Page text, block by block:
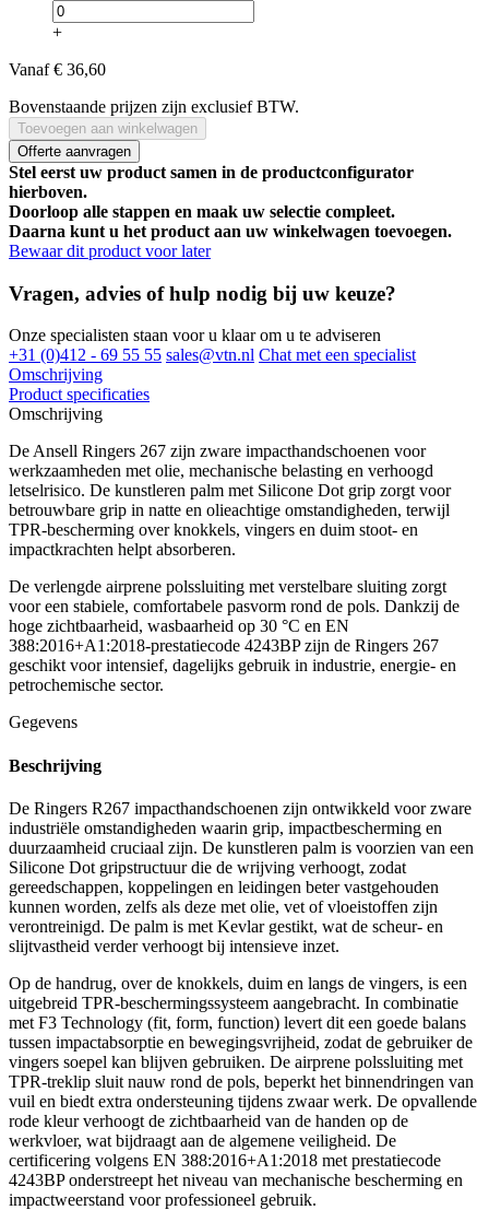
+
Vanaf € 36,60
Bovenstaande prijzen zijn exclusief BTW.
Toevoegen aan winkelwagen
Offerte aanvragen
Stel eerst uw product samen in de productconfigurator
hierboven.
Doorloop alle stappen en maak uw selectie compleet.
Daarna kunt u het product aan uw winkelwagen toevoegen.
Bewaar dit product voor later
Vragen, advies of hulp nodig bij uw keuze?
Onze specialisten staan voor u klaar om u te adviseren
+31 (0)412 - 69 55 55 sales@vtn.nl Chat met een specialist
Omschrijving
Product specificaties
Omschrijving
De Ansell Ringers 267 zijn zware impacthandschoenen voor
werkzaamheden met olie, mechanische belasting en verhoogd
letselrisico. De kunstleren palm met Silicone Dot grip zorgt voor
betrouwbare grip in natte en olieachtige omstandigheden, terwijl
TPR-bescherming over knokkels, vingers en duim stoot- en
impactkrachten helpt absorberen.
De verlengde airprene polssluiting met verstelbare sluiting zorgt
voor een stabiele, comfortabele pasvorm rond de pols. Dankzij de
hoge zichtbaarheid, wasbaarheid op 30 °C en EN
388:2016+A1:2018-prestatiecode 4243BP zijn de Ringers 267
geschikt voor intensief, dagelijks gebruik in industrie, energie- en
petrochemische sector.
Gegevens
Beschrijving
De Ringers R267 impacthandschoenen zijn ontwikkeld voor zware
industriële omstandigheden waarin grip, impactbescherming en
duurzaamheid cruciaal zijn. De kunstleren palm is voorzien van een
Silicone Dot gripstructuur die de wrijving verhoogt, zodat
gereedschappen, koppelingen en leidingen beter vastgehouden
kunnen worden, zelfs als deze met olie, vet of vloeistoffen zijn
verontreinigd. De palm is met Kevlar gestikt, wat de scheur- en
slijtvastheid verder verhoogt bij intensieve inzet.
Op de handrug, over de knokkels, duim en langs de vingers, is een
uitgebreid TPR-beschermingssysteem aangebracht. In combinatie
met F3 Technology (fit, form, function) levert dit een goede balans
tussen impactabsorptie en bewegingsvrijheid, zodat de gebruiker de
vingers soepel kan blijven gebruiken. De airprene polssluiting met
TPR-treklip sluit nauw rond de pols, beperkt het binnendringen van
vuil en biedt extra ondersteuning tijdens zwaar werk. De opvallende
rode kleur verhoogt de zichtbaarheid van de handen op de
werkvloer, wat bijdraagt aan de algemene veiligheid. De
certificering volgens EN 388:2016+A1:2018 met prestatiecode
4243BP onderstreept het niveau van mechanische bescherming en
impactweerstand voor professioneel gebruik.